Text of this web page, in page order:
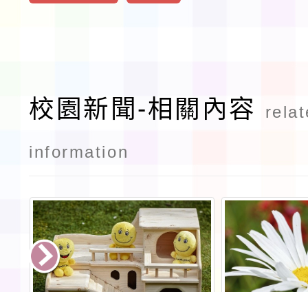
校園新聞-相關內容
information